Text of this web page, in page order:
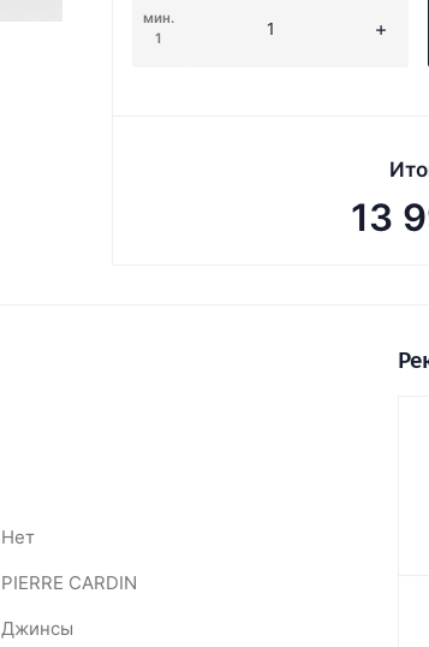
мин.
1
13
Нет
PIERRE CARDIN
Джинсы